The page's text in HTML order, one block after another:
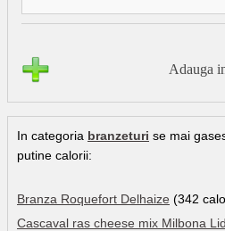
Adauga
In categoria branzeturi se mai
putine calorii:
Branza Roquefort Delhaize (342
Cascaval ras cheese mix Milbona